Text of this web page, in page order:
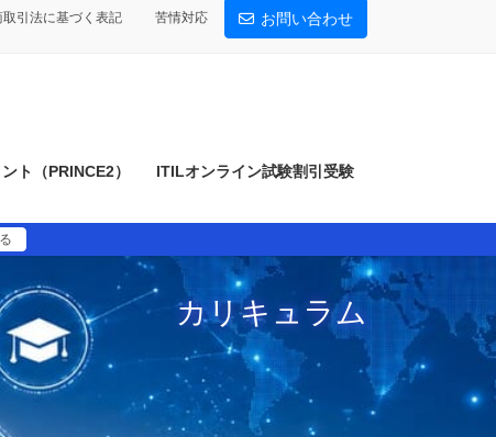
取引法に基づく表記 苦情対応 お問い合わせ
ト（PRINCE2） ITILオンライン試験割引受験
カリキュラム